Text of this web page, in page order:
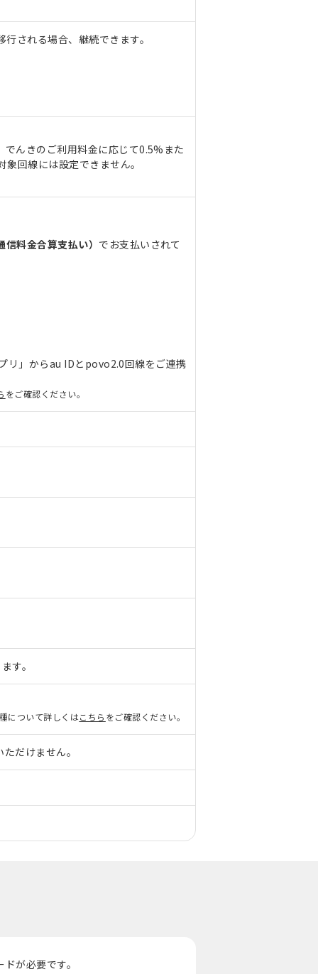
行される場合、継続できます。
んきのご利用料金に応じて0.5%また
回線には設定できません。
料金合算支払い） でお支払いされて
リ」からau IDとpovo2.0回線をご連携
をご確認ください。
す。
について詳しくはこちら をご確認ください。
だけません。
が必要です。